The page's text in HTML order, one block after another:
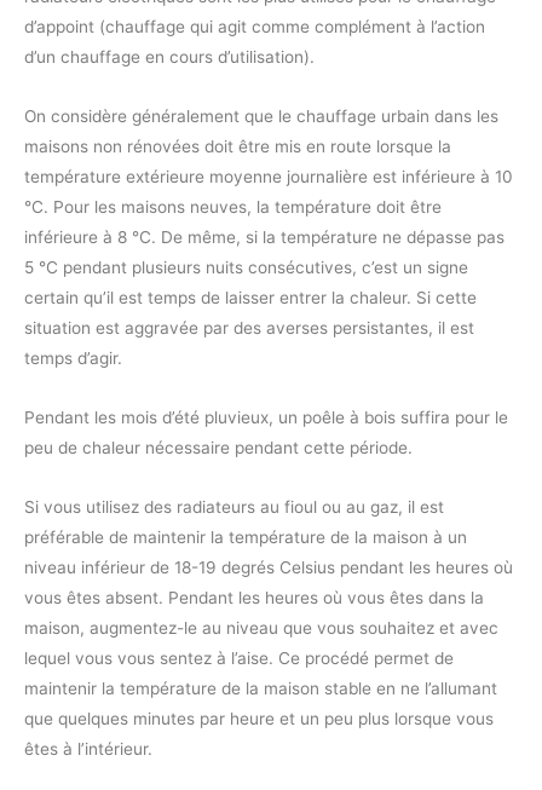
d’appoint (chauffage qui agit comme complément à l’action
d’un chauffage en cours d’utilisation).
On considère généralement que le chauffage urbain dans les
maisons non rénovées doit être mis en route lorsque la
température extérieure moyenne journalière est inférieure à 10
°C. Pour les maisons neuves, la température doit être
inférieure à 8 °C. De même, si la température ne dépasse pas
5 °C pendant plusieurs nuits consécutives, c’est un signe
certain qu’il est temps de laisser entrer la chaleur. Si cette
situation est aggravée par des averses persistantes, il est
temps d’agir.
Pendant les mois d’été pluvieux, un poêle à bois suffira pour le
peu de chaleur nécessaire pendant cette période.
Si vous utilisez des radiateurs au fioul ou au gaz, il est
préférable de maintenir la température de la maison à un
niveau inférieur de 18-19 degrés Celsius pendant les heures où
vous êtes absent. Pendant les heures où vous êtes dans la
maison, augmentez-le au niveau que vous souhaitez et avec
lequel vous vous sentez à l’aise. Ce procédé permet de
maintenir la température de la maison stable en ne l’allumant
que quelques minutes par heure et un peu plus lorsque vous
êtes à l’intérieur.